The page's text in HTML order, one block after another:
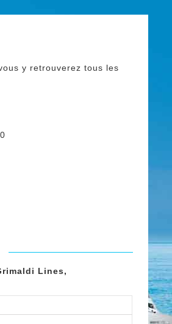
vous y retrouverez tous les
Lines,